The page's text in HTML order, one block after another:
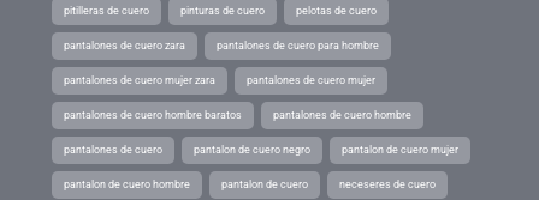
pitilleras de cuero pinturas de cuero pelotas de cuero
pantalones de cuero zara pantalones de cuero para hombre
pantalones de cuero mujer zara pantalones de cuero mujer
pantalones de cuero hombre baratos pantalones de cuero hombre
pantalones de cuero pantalon de cuero negro pantalon de cuero mujer
pantalon de cuero hombre pantalon de cuero neceseres de cuero